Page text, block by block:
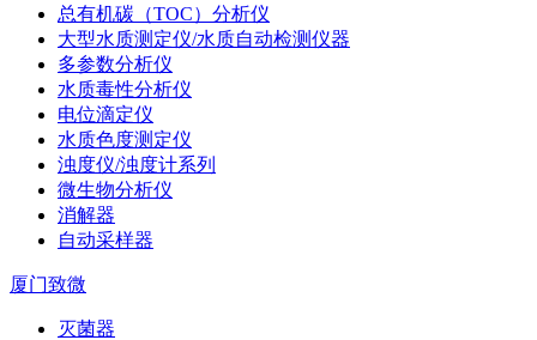
总有机碳（TOC）分析仪
大型水质测定仪/水质自动检测仪器
多参数分析仪
水质毒性分析仪
电位滴定仪
水质色度测定仪
浊度仪/浊度计系列
微生物分析仪
消解器
自动采样器
厦门致微
灭菌器